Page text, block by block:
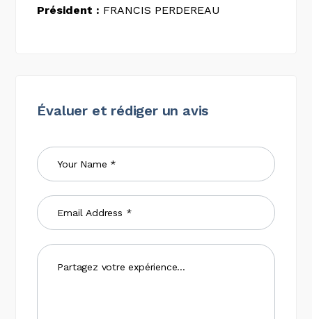
Président : FRANCIS PERDEREAU
Évaluer et rédiger un avis